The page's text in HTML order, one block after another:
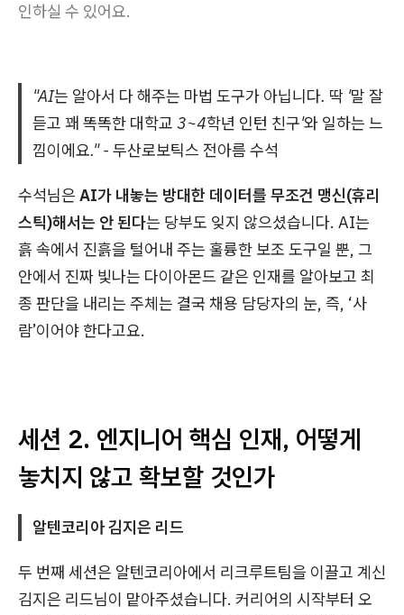
인하실 수 있어요.
"AI는 알아서 다 해주는 마법 도구가 아닙니다. 딱 '말 잘
듣고 꽤 똑똑한 대학교 3~4학년 인턴 친구'와 일하는 느
낌이에요." - 두산로보틱스 전아름 수석
수석님은 AI가 내놓는 방대한 데이터를 무조건 맹신(휴리
스틱)해서는 안 된다는 당부도 잊지 않으셨습니다. AI는
흙 속에서 진흙을 털어내 주는 훌륭한 보조 도구일 뿐, 그
안에서 진짜 빛나는 다이아몬드 같은 인재를 알아보고 최
종 판단을 내리는 주체는 결국 채용 담당자의 눈, 즉, ‘사
람’이어야 한다고요.
세션 2. 엔지니어 핵심 인재, 어떻게
놓치지 않고 확보할 것인가
알텐코리아 김지은 리드
두 번째 세션은 알텐코리아에서 리크루트팀을 이끌고 계신
김지은 리드님이 맡아주셨습니다. 커리어의 시작부터 오